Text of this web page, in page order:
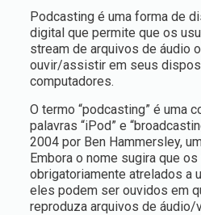
Podcasting é uma forma de
digital que permite que os
stream de arquivos de áudio
ouvir/assistir em seus
computadores.
O termo “podcasting” é uma
palavras “iPod” e
2004 por Ben Hammersley,
Embora o nome sugira que
obrigatoriamente atrelados a
eles podem ser ouvidos em
reproduza arquivos de áudio/